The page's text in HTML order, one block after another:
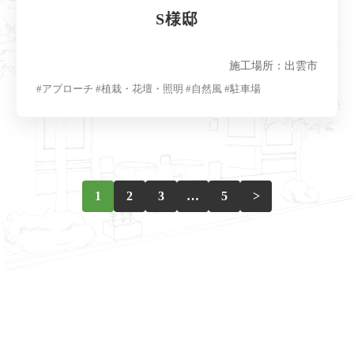
S様邸
施工場所：出雲市
#アプローチ #植栽・花壇・照明 #自然風 #駐車場
の
1 2 3 … 5 >